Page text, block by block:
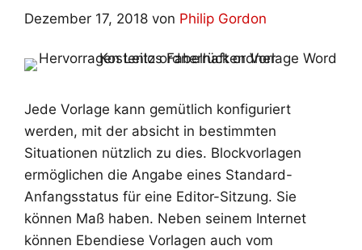
Dezember 17, 2018 von Philip Gordon
Jede Vorlage kann gemütlich konfiguriert
werden, mit der absicht in bestimmten
Situationen nützlich zu dies. Blockvorlagen
ermöglichen die Angabe eines Standard-
Anfangsstatus für eine Editor-Sitzung. Sie
können Maß haben. Neben seinem Internet
können Ebendiese Vorlagen auch vom